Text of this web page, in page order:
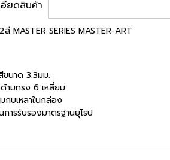
อียดสินค้า
สี MASTER SERIES MASTER-ART
ขนาด​ 3.3​มม.
ามทรง​ 6​ เหลี่ยม
กบเหลาในกล่อง
การรับรองมาตรฐานยุโรป